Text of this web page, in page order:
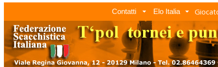
Contatti Elo Italia